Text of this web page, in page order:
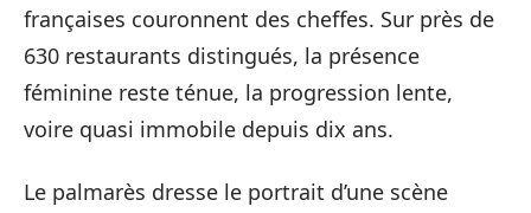
françaises couronnent des cheffes. Sur près de
630 restaurants distingués, la présence
féminine reste ténue, la progression lente,
voire quasi immobile depuis dix ans.
Le palmarès dresse le portrait d’une scène